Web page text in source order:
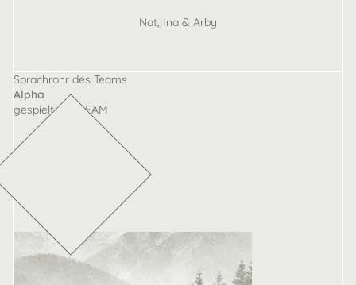
Nat, Ina & Arby
Sprachrohr des Teams
Alpha
gespielt von TEAM